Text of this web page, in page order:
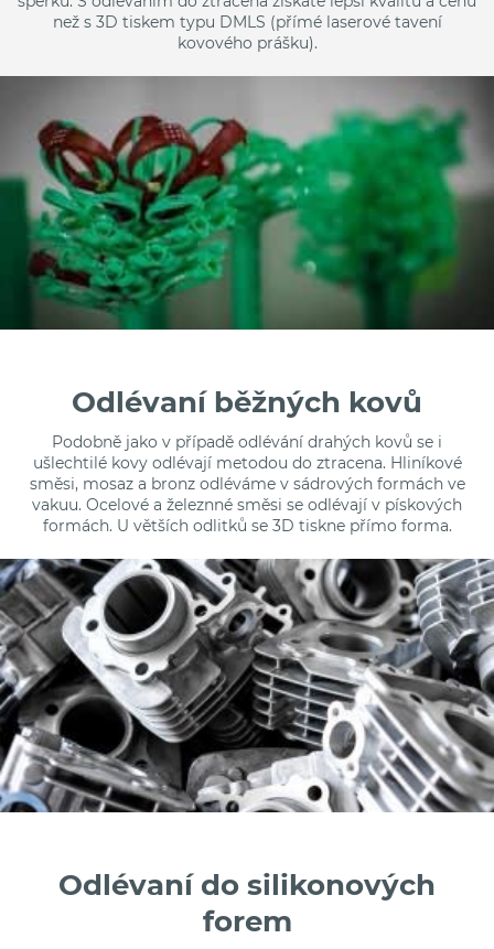
než s 3D tiskem typu DMLS (přímé laserové tavení
kovového prášku).
Odlévaní běžných kovů
Podobně jako v případě odlévání drahých kovů se i
ušlechtilé kovy odlévají metodou do ztracena. Hliníkové
směsi, mosaz a bronz odléváme v sádrových formách ve
vakuu. Ocelové a železnné směsi se odlévají v pískových
formách. U větších odlitků se 3D tiskne přímo forma.
Odlévaní do silikonových
forem